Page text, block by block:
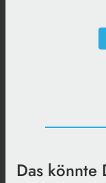
Das könnte